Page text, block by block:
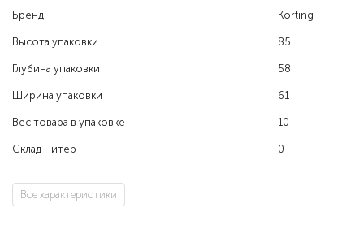
Бренд Korting
Высота упаковки 85
Глубина упаковки 58
Ширина упаковки 61
Вес товара в упаковке 10
Склад Питер 0
Все характеристики